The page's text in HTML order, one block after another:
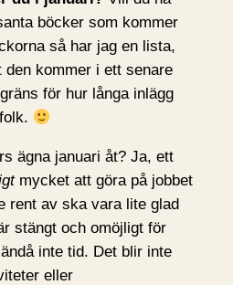
böcker som kommer
så har jag en lista,
kommer i ett senare
för hur långa inlägg
ägna januari åt? Ja, ett
mycket att göra på jobbet
rent av ska vara lite glad
stängt och omöjligt för
inte tid. Det blir inte
eller